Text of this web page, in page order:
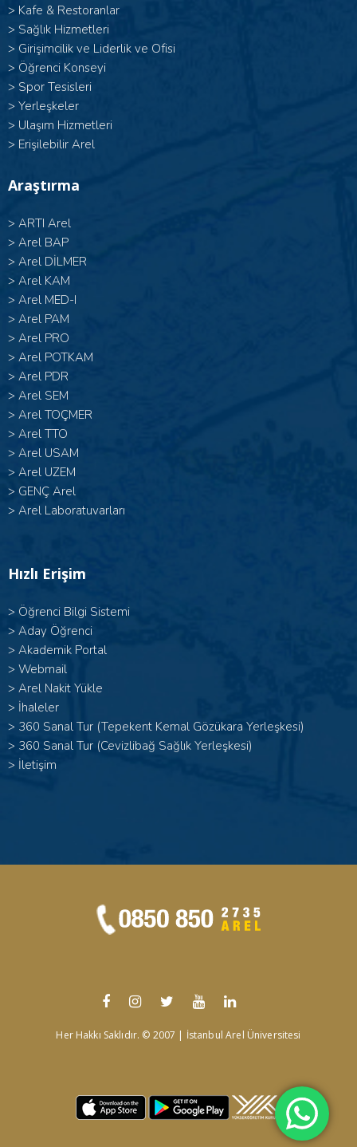
> Kafe & Restoranlar
> Sağlık Hizmetleri
> Girişimcilik ve Liderlik ve Ofisi
> Öğrenci Konseyi
> Spor Tesisleri
> Yerleşkeler
> Ulaşım Hizmetleri
> Erişilebilir Arel
Araştırma
> ARTI Arel
> Arel BAP
> Arel DİLMER
> Arel KAM
> Arel MED-I
> Arel PAM
> Arel PRO
> Arel POTKAM
> Arel PDR
> Arel SEM
> Arel TOÇMER
> Arel TTO
> Arel USAM
> Arel UZEM
> GENÇ Arel
> Arel Laboratuvarları
Hızlı Erişim
> Öğrenci Bilgi Sistemi
> Aday Öğrenci
> Akademik Portal
> Webmail
> Arel Nakit Yükle
> İhaleler
> 360 Sanal Tur (Tepekent Kemal Gözükara Yerleşkesi)
> 360 Sanal Tur (Cevizlibağ Sağlık Yerleşkesi)
> İletişim
Her Hakkı Saklıdır. © 2007 | İstanbul Arel Üniversitesi